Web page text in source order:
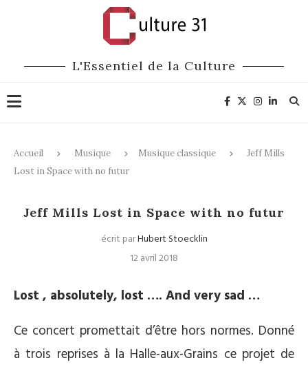
L'Essentiel de la Culture
Accueil Musique Musique classique
Jeff Mills
Lost in Space with no futur
Jeff Mills Lost in Space with no futur
écrit parHubert Stoecklin
12 avril 2018
Lost , absolutely, lost …. And very sad …
Ce concert promettait d’être hors normes. Donné
à trois reprises à la Halle-aux-Grains ce projet de